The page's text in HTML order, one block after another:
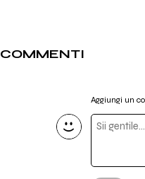
COMMENTI
Aggiungi un